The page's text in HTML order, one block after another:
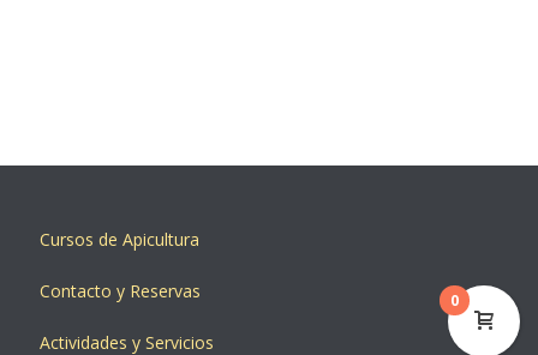
Cursos de Apicultura
Contacto y Reservas
Actividades y Servicios
0